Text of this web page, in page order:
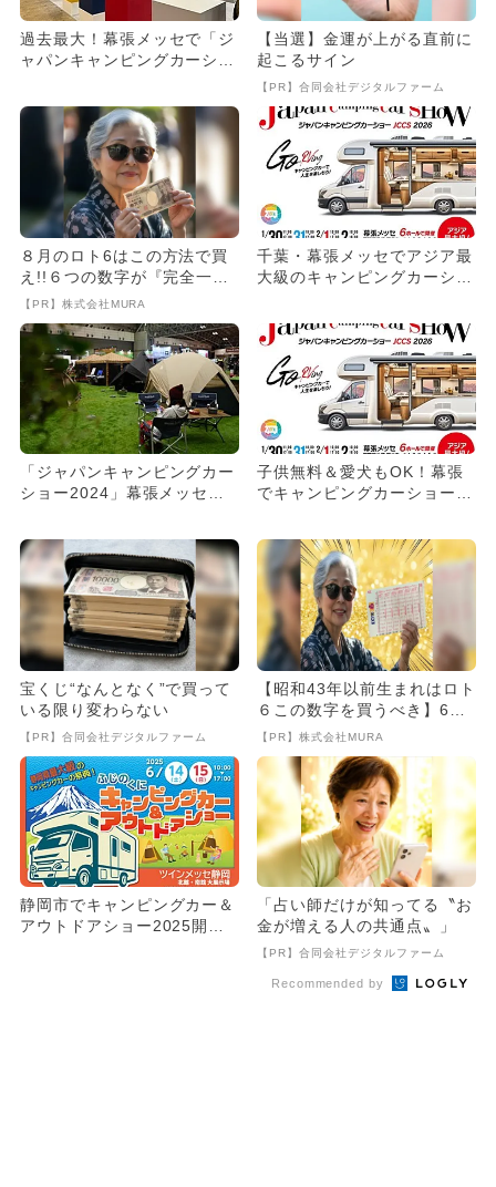
過去最大！幕張メッセで「ジ
ャパンキャンピングカーショ
下...
【当選】金運が上がる直前に
起こるサイン
【PR】合同会社デジタルファーム
８月のロト6はこの方法で買
え!!６つの数字が『完全一
致』する方法
【PR】株式会社MURA
千葉・幕張メッセでアジア最
大級のキャンピングカーショ
「ジャパンキャンピングカー
ショー2024」幕張メッセで
子供無料＆愛犬もOK！幕張
でキャンピングカーショー
登...
宝くじ“なんとなく”で買って
いる限り変わらない
【PR】合同会社デジタルファーム
【昭和43年以前生まれはロト
６この数字を買うべき】6つ
の数字が「完全一致」する
【PR】株式会社MURA
静岡市でキャンピングカー＆
アウトドアショー2025開
「占い師だけが知ってる〝お
金が増える人の共通点〟」
【PR】合同会社デジタルファーム
Recommended by